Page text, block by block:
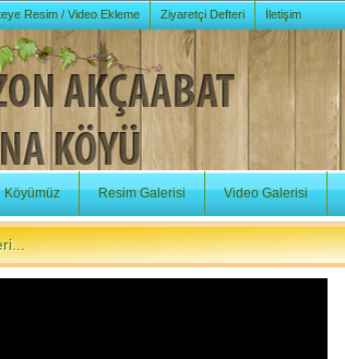
Resim / Video Ekleme Ziyaretçi Defteri İletişim
Köyümüz Resim Galerisi Video Galerisi